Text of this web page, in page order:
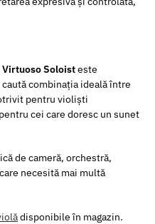
Soloisteste
combinația ideală între
pentru violiști
cei care doresc un sunet
de cameră, orchestră,
necesită mai multă
disponibile în magazin.